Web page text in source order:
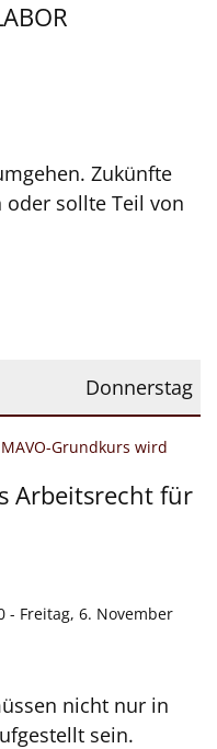
Zukünfte
sollte Teil von
Donnerstag
Grundkurs wird
Arbeitsrecht für
- Freitag, 6. November
nicht nur in
sein.